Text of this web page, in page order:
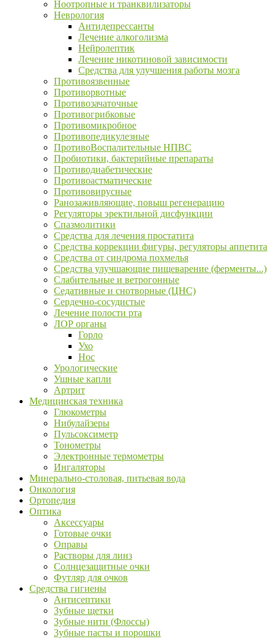
Ноотропные и транквилизаторы
Неврология
Антидепрессанты
Лечение алкоголизма
Нейролептик
Лечение никотиновой зависимости
Средства для улучшения работы мозга
Противоязвенные
Противорвотные
Противозачаточные
Противогрибковые
Противомикробное
Противопедикулезные
ПротивоВоспалительные НПВС
Пробиотики, бактерийные препараты
Противодиабетические
Противоастматические
Противовирусные
Ранозаживляющие, повыш регенерацию
Регуляторы эректильной дисфункции
Спазмолитики
Средства для лечения простатита
Средства коррекции фигуры, регуляторы аппетита
Средства от синдрома похмелья
Средства улучшающие пищеварение (ферменты...)
Слабительные и ветрогонные
Седативные и снотворные (ЦНС)
Сердечно-сосудистые
Лечение полости рта
ЛОР органы
Горло
Ухо
Нос
Урологические
Ушные капли
Артрит
Медицинская техника
Глюкометры
Нибулайзеры
Пульсоксиметр
Тонометры
Электронные термометры
Ингаляторы
Минерально-столовая, питьевая вода
Онкология
Ортопедия
Оптика
Аксессуары
Готовые очки
Оправы
Растворы для линз
Солнцезащитные очки
Футляр для очков
Средства гигиены
Антисептики
Зубные щетки
Зубные нити (Флоссы)
Зубные пасты и порошки